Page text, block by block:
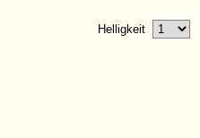
Helligkeit